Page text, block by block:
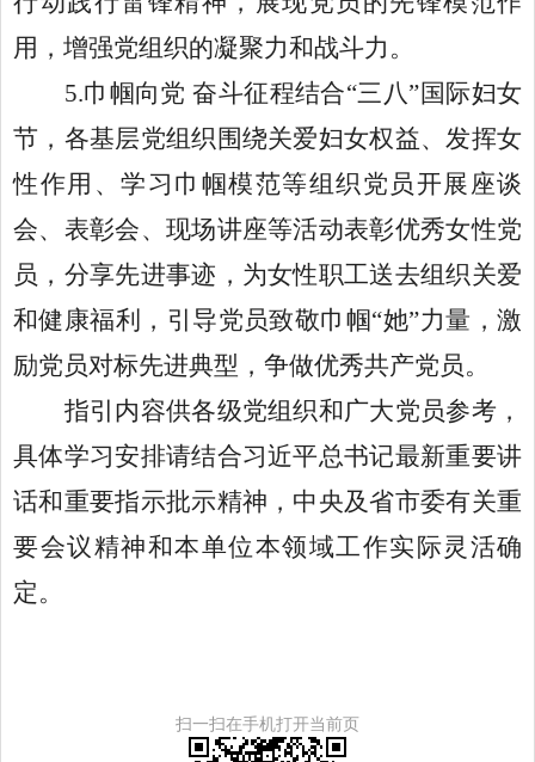
用，增强党组织的凝聚力和战斗力。
5.巾帼向党 奋斗征程结合“三八”国际妇女
节，各基层党组织围绕关爱妇女权益、发挥女
性作用、学习巾帼模范等组织党员开展座谈
会、表彰会、现场讲座等活动表彰优秀女性党
员，分享先进事迹，为女性职工送去组织关爱
和健康福利，引导党员致敬巾帼“她”力量，激
励党员对标先进典型，争做优秀共产党员。
指引内容供各级党组织和广大党员参考，
具体学习安排请结合习近平总书记最新重要讲
话和重要指示批示精神，中央及省市委有关重
要会议精神和本单位本领域工作实际灵活确
定。
扫一扫在手机打开当前页